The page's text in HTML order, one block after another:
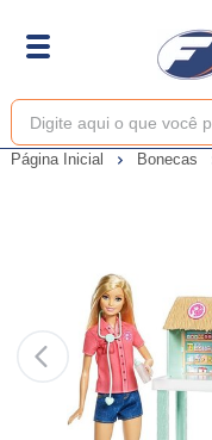
Página Inicial Bonecas